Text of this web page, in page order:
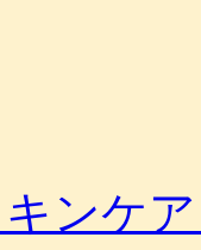
テ
ィキンケ